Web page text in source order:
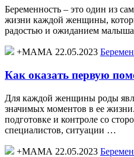
Беременность – это один из
жизни каждой женщины,
радостью и ожиданием
+МАМА 22.05.2023
Как оказать первую
Для каждой женщины роды
значимых моментов в ее
подготовке и контроле со
специалистов, ситуации …
+МАМА 22.05.2023